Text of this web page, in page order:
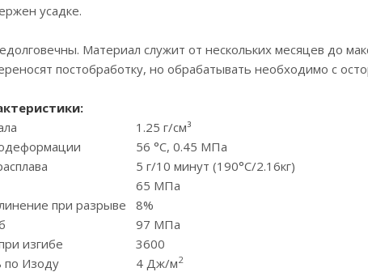
усадке.
Материал служит от нескольких месяцев до
постобработку, но обрабатывать необходимо с
1.25 г/см³
56 °C, 0.45 МПа
5 г/10 минут (190°C/2.16кг)
65 МПа
при разрыве 8%
97 МПа
изгибе
3600
по Изоду
4 Дж/м2